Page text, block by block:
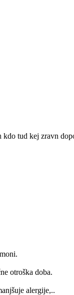
tud kej zravn
otroška doba.
alergije,..